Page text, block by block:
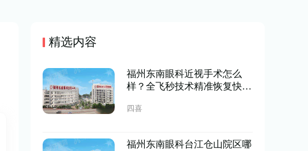
精选内容
福州东南眼科近视手术怎么
样？全飞秒技术精准恢复快，
四喜
福州东南眼科台江仓山院区哪